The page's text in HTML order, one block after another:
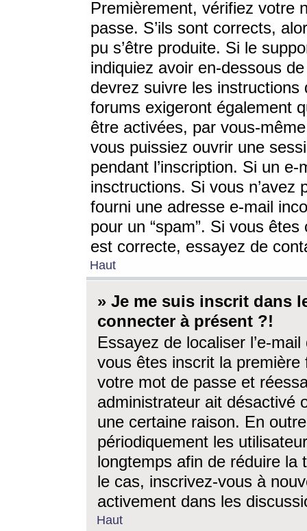
Premièrement, vérifiez votre
passe. S’ils sont corrects,
pu s’être produite. Si le
indiquiez avoir en-dessous
devrez suivre les
forums exigeront également
être activées, par vous-
vous puissiez ouvrir une
pendant l’inscription. Si un
insctructions. Si vous n’avez
fourni une adresse e-mail
pour un “spam”. Si vous
est correcte, essayez de
Haut
» Je me suis inscrit dans
connecter à présent ?!
Essayez de localiser l’e-
vous êtes inscrit la première
votre mot de passe et
administrateur ait désactivé
une certaine raison. En
périodiquement les
longtemps afin de réduire la
le cas, inscrivez-vous à
activement dans les
Haut